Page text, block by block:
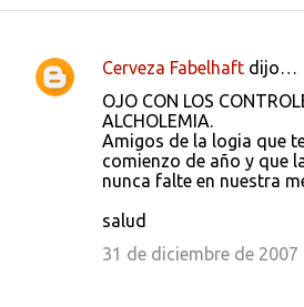
C
Cerveza Fabelhaft dijo…
OJO CON LOS
ALCHOLEMIA.
Amigos de la logia que
comienzo de año y que
nunca falte en nuestra
salud
31 de diciembre de 2007